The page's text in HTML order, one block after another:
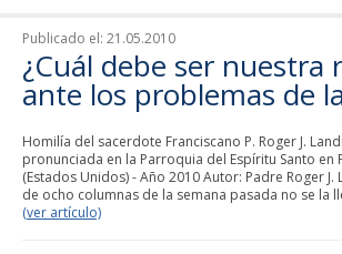
Publicado el: 21.05.2010
¿Cuál debe ser nuestra
ante los problemas de
Homilía del sacerdote Franciscano P. Roger J.
pronunciada en la Parroquia del Espíritu Santo en
(Estados Unidos) - Año 2010 Autor: Padre Roger J.
de ocho columnas de la semana pasada no se la
(ver artículo)